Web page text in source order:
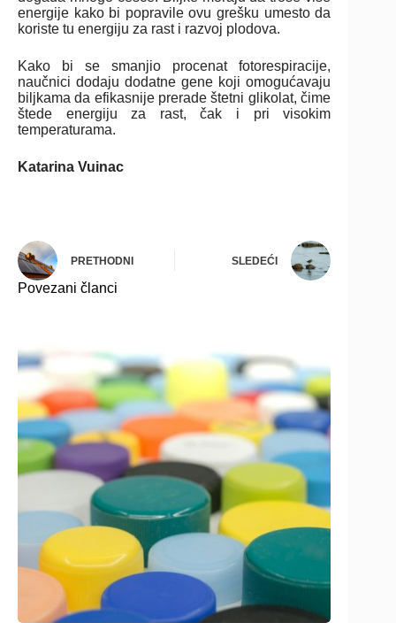
energije kako bi popravile ovu grešku umesto da
koriste tu energiju za rast i razvoj plodova.
Kako bi se smanjio procenat fotorespiracije,
naučnici dodaju dodatne gene koji omogućavaju
biljkama da efikasnije prerade štetni glikolat, čime
štede energiju za rast, čak i pri visokim
temperaturama.
Katarina Vuinac
PRETHODNI SLEDEĆI
Povezani članci